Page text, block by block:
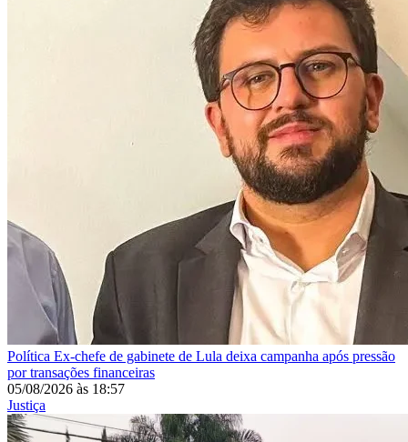
Política Ex-chefe de gabinete de Lula deixa campanha após pressão
por transações financeiras
05/08/2026 às 18:57
Justiça